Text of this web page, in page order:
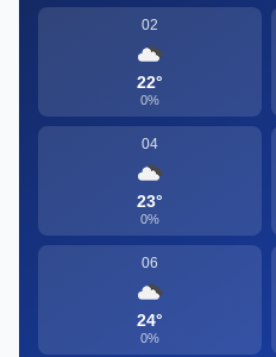
02
22°
0%
04
23°
0%
06
24°
0%